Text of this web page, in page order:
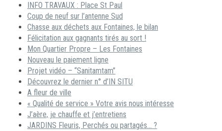
INFO TRAVAUX : Place St Paul
Coup de neuf sur l’antenne Sud
Chasse aux déchets aux Fontaines, le bilan
Félicitation aux gagnants tirés au sort !
Mon Quartier Propre – Les Fontaines
Nouveau le paiement ligne
Projet vidéo – “Sanitamtam”
Découvrez le dernier n° d’IN SITU
A fleur de ville
« Qualité de service » Votre avis nous intéresse
J’aère, je chauffe et j’entretiens
JARDINS Fleuris, Perchés ou partagés… ?